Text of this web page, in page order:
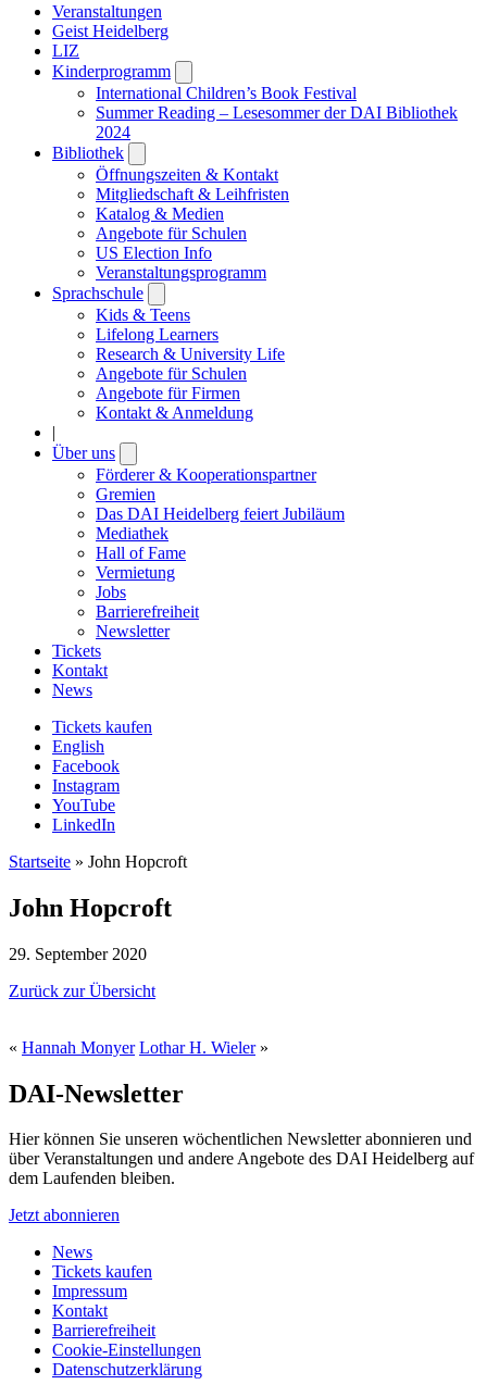
Veranstaltungen
Geist Heidelberg
LIZ
Kinderprogramm
submenu
International Children’s Book Festival
Summer Reading – Lesesommer der DAI Bibliothek
2024
Bibliothek
submenu
Öffnungszeiten & Kontakt
Mitgliedschaft & Leihfristen
Katalog & Medien
Angebote für Schulen
US Election Info
Veranstaltungsprogramm
Sprachschule
submenu
Kids & Teens
Lifelong Learners
Research & University Life
Angebote für Schulen
Angebote für Firmen
Kontakt & Anmeldung
|
Über uns
submenu
Förderer & Kooperationspartner
Gremien
Das DAI Heidelberg feiert Jubiläum
Mediathek
Hall of Fame
Vermietung
Jobs
Barrierefreiheit
Newsletter
Tickets
Kontakt
News
Tickets kaufen
English
Facebook
Instagram
YouTube
LinkedIn
Startseite » John Hopcroft
John Hopcroft
29. September 2020
Zurück zur Übersicht
« Hannah Monyer Lothar H. Wieler»
DAI-Newsletter
Hier können Sie unseren wöchentlichen Newsletter abonnieren und
über Veranstaltungen und andere Angebote des DAI Heidelberg auf
dem Laufenden bleiben.
Jetzt abonnieren
News
Tickets kaufen
Impressum
Kontakt
Barrierefreiheit
Cookie-Einstellungen
Datenschutzerklärung